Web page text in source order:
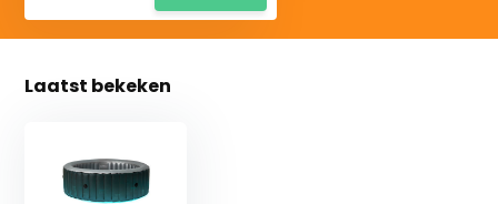
Laatst bekeken